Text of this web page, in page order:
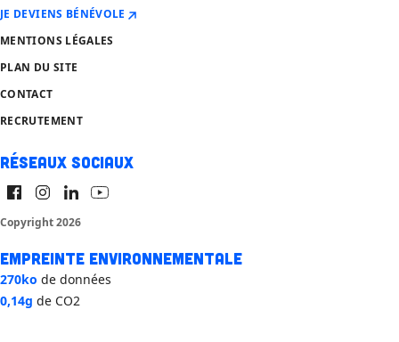
JE DEVIENS BÉNÉVOLE
MENTIONS LÉGALES
PLAN DU SITE
CONTACT
RECRUTEMENT
Réseaux sociaux
Copyright 2026
Empreinte environnementale
270ko de données
0,14g de CO2